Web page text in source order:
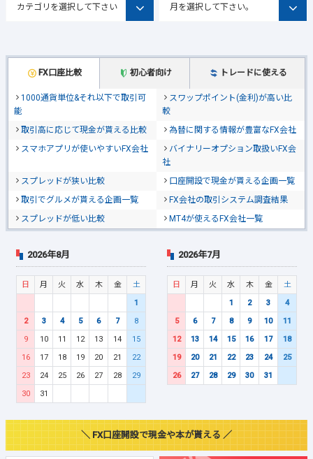
FX口座比較 初心者向け トレードに使える
1000通貨単位&それ以下で取引可
能
スワップポイント(金利)が高い比
較
取引高に応じて現金が貰える比較
為替に関する情報が豊富なFX会社
スマホアプリが使いやすいFX会社
バイナリーオプション取扱いFX会
社
スプレッドが狭い比較
口座開設で現金が貰える企画一覧
取引でグルメが貰える企画一覧
FX会社の取引システム調査結果
スプレッドが低い比較
MT4が使えるFX会社一覧
2026年8月
日 月 火 水 木 金
土
1
2
3 4 5 6 7
8
9
10 11 12 13 14
15
16
17 18 19 20 21
22
23
24 25 26 27 28
29
30
31
2026年7月
日 月 火 水 木 金
土
1
2 3
4
5
6 7 8 9 10
11
12
13 14 15 16 17
18
19
20 21 22 23 24
25
26
27 28 29 30 31
＼ FX口座開設で現金や本が貰える ／